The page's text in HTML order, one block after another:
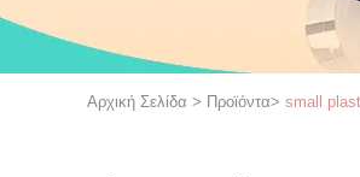
Αρχική Σελίδα > Προϊόντα> small